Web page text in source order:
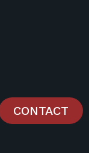
CONTACT